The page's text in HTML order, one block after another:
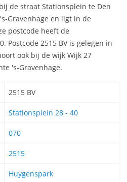
de straat Stationsplein te Den
Gravenhage en ligt in de
postcode heeft de
Postcode 2515 BV is gelegen in
ook bij de wijk Wijk 27
's-Gravenhage.
2515 BV
Stationsplein 28 - 40
070
2515
Huygenspark